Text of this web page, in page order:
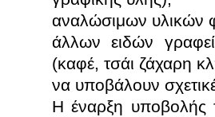
αναλώσιμων υλικών
άλλων ειδών
(καφέ, τσάι ζάχαρη
να υποβάλουν
Η έναρξη